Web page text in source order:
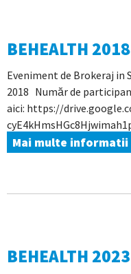
BEHEALTH 2018
Eveniment de Brokeraj in
2018 Număr de
aici: https://
Mai multe informatii
BEHEALTH 2023